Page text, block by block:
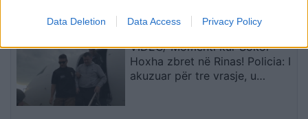
Data Deletion Data Access Privacy Policy
VIDEO/ Momenti kur Sokol
Hoxha zbret në Rinas! Policia: I
akuzuar për tre vrasje, u